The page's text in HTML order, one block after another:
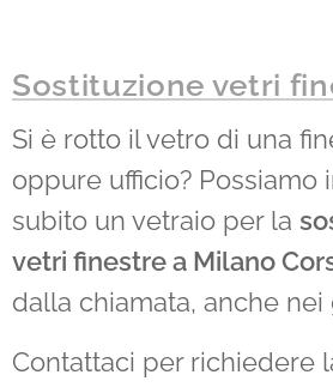
Sostituzione vetri
Si è rotto il vetro di una
oppure ufficio? Possiamo
subito un vetraio per la
vetri finestre a Milano
dalla chiamata, anche nei
Contattaci per richiedere